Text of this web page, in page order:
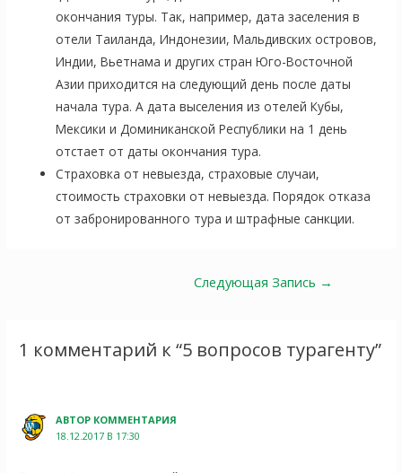
окончания туры. Так, например, дата заселения в
отели Таиланда, Индонезии, Мальдивских островов,
Индии, Вьетнама и других стран Юго-Восточной
Азии приходится на следующий день после даты
начала тура. А дата выселения из отелей Кубы,
Мексики и Доминиканской Республики на 1 день
отстает от даты окончания тура.
Страховка от невыезда, страховые случаи,
стоимость страховки от невыезда. Порядок отказа
от забронированного тура и штрафные санкции.
Следующая Запись →
1 комментарий к “5 вопросов турагенту”
АВТОР КОММЕНТАРИЯ
18.12.2017 В 17:30